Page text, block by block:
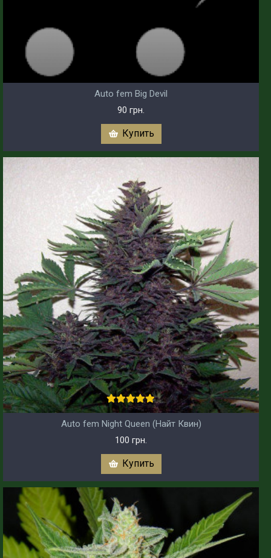
Auto fem Big Devil
90 грн.
Купить
Auto fem Night Queen (Найт Квин)
100 грн.
Купить